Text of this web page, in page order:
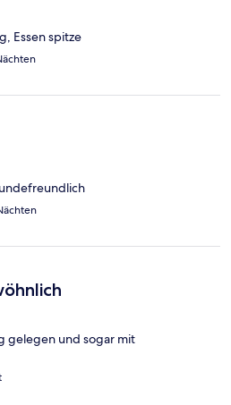
Essen spitze
gelegen und sogar mit